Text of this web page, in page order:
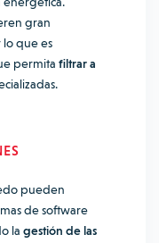
gran
que es
permita filtrar a
pueden
de software
la gestión de las